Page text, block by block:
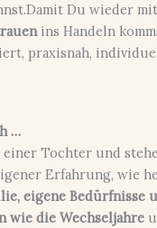
Du wieder mit
ins Handeln
praxisnah,
…
Tochter und
Erfahrung, wie
eigene Bedürfnisse
wie die Wechseljahre